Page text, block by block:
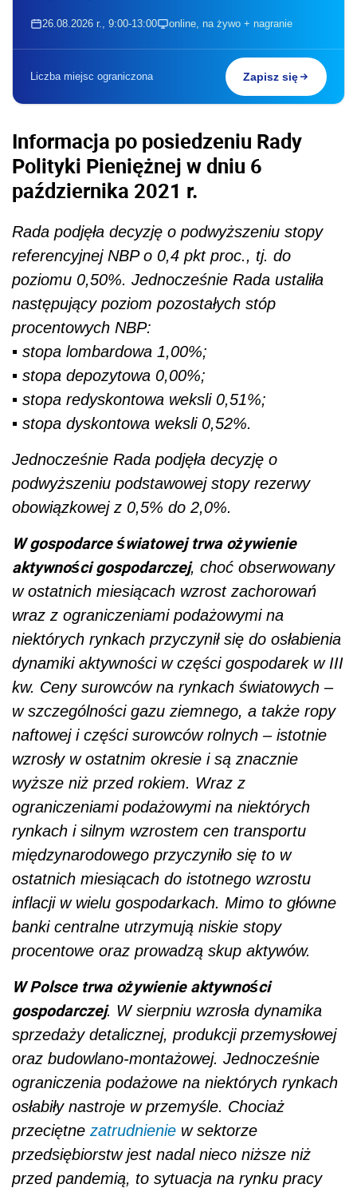
26.08.2026 r., 9:00-13:00 online, na żywo + nagranie
Liczba miejsc ograniczona Zapisz się
Informacja po posiedzeniu Rady
Polityki Pieniężnej w dniu 6
października 2021 r.
Rada podjęła decyzję o podwyższeniu stopy
referencyjnej NBP o 0,4 pkt proc., tj. do
poziomu 0,50%. Jednocześnie Rada ustaliła
następujący poziom pozostałych stóp
procentowych NBP:
▪ stopa lombardowa 1,00%;
▪ stopa depozytowa 0,00%;
▪ stopa redyskontowa weksli 0,51%;
▪ stopa dyskontowa weksli 0,52%.
Jednocześnie Rada podjęła decyzję o
podwyższeniu podstawowej stopy rezerwy
obowiązkowej z 0,5% do 2,0%.
W gospodarce światowej trwa ożywienie
aktywności gospodarczej, choć obserwowany
w ostatnich miesiącach wzrost zachorowań
wraz z ograniczeniami podażowymi na
niektórych rynkach przyczynił się do osłabienia
dynamiki aktywności w części gospodarek w III
kw. Ceny surowców na rynkach światowych –
w szczególności gazu ziemnego, a także ropy
naftowej i części surowców rolnych – istotnie
wzrosły w ostatnim okresie i są znacznie
wyższe niż przed rokiem. Wraz z
ograniczeniami podażowymi na niektórych
rynkach i silnym wzrostem cen transportu
międzynarodowego przyczyniło się to w
ostatnich miesiącach do istotnego wzrostu
inflacji w wielu gospodarkach. Mimo to główne
banki centralne utrzymują niskie stopy
procentowe oraz prowadzą skup aktywów.
W Polsce trwa ożywienie aktywności
gospodarczej. W sierpniu wzrosła dynamika
sprzedaży detalicznej, produkcji przemysłowej
oraz budowlano-montażowej. Jednocześnie
ograniczenia podażowe na niektórych rynkach
osłabiły nastroje w przemyśle. Chociaż
przeciętne zatrudnienie w sektorze
przedsiębiorstw jest nadal nieco niższe niż
przed pandemią, to sytuacja na rynku pracy